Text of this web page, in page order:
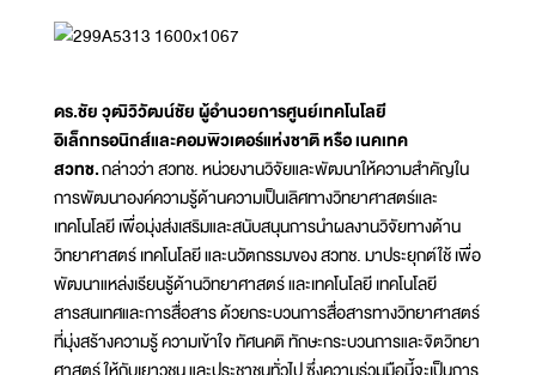
ดร.ชัย วุฒิวิวัฒน์ชัย ผู้อำนวยการศูนย์เทคโนโลยี
อิเล็กทรอนิกส์และคอมพิวเตอร์แห่งชาติ หรือ เนคเทค
สวทช.กล่าวว่า สวทช. หน่วยงานวิจัยและพัฒนาให้ความสำคัญใน
การพัฒนาองค์ความรู้ด้านความเป็นเลิศทางวิทยาศาสตร์และ
เทคโนโลยี เพื่อมุ่งส่งเสริมและสนับสนุนการนำผลงานวิจัยทางด้าน
วิทยาศาสตร์ เทคโนโลยี และนวัตกรรมของ สวทช. มาประยุกต์ใช้ เพื่อ
พัฒนาแหล่งเรียนรู้ด้านวิทยาศาสตร์ และเทคโนโลยี เทคโนโลยี
สารสนเทศและการสื่อสาร ด้วยกระบวนการสื่อสารทางวิทยาศาสตร์
ที่มุ่งสร้างความรู้ ความเข้าใจ ทัศนคติ ทักษะกระบวนการและจิตวิทยา